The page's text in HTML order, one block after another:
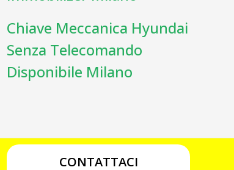
Chiave Meccanica Hyundai
Senza Telecomando
Disponibile Milano
CONTATTACI